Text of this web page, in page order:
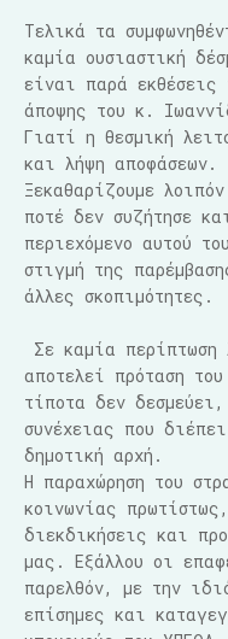
Τελικά τα
καμία ουσιαστική
είναι παρά
άποψης του κ.
Γιατί η θεσμική
και λήψη αποφάσεων.
Ξεκαθαρίζουμε
ποτέ δεν συζήτησε
περιεχόμενο αυτού
στιγμή της
άλλες σκοπιμότητες.
Σε καμία περίπτωση
αποτελεί πρόταση
τίποτα δεν
συνέχειας που
δημοτική αρχή.
Η παραχώρηση του
κοινωνίας
διεκδικήσεις και
μας. Εξάλλου οι
παρελθόν, με την
επίσημες και